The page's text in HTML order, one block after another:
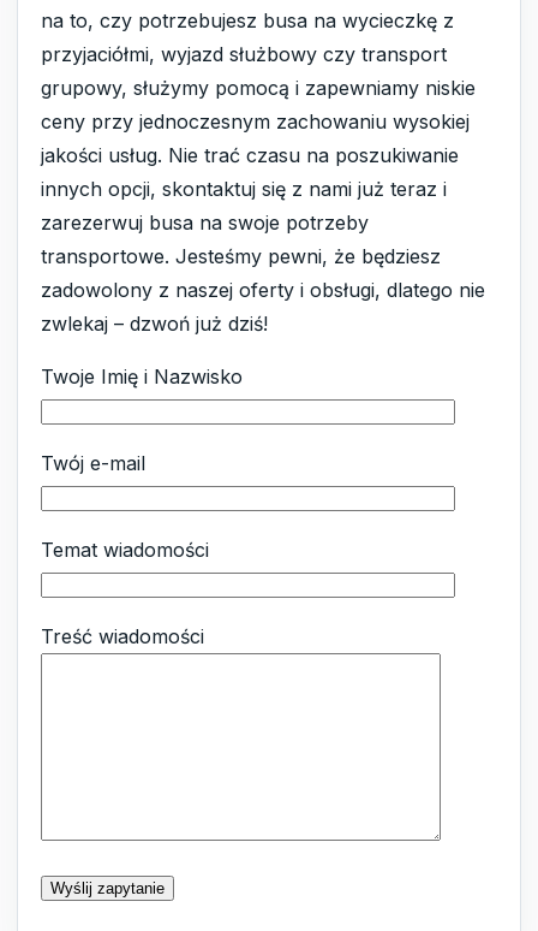
na to, czy potrzebujesz busa na wycieczkę z
przyjaciółmi, wyjazd służbowy czy transport
grupowy, służymy pomocą i zapewniamy niskie
ceny przy jednoczesnym zachowaniu wysokiej
jakości usług. Nie trać czasu na poszukiwanie
innych opcji, skontaktuj się z nami już teraz i
zarezerwuj busa na swoje potrzeby
transportowe. Jesteśmy pewni, że będziesz
zadowolony z naszej oferty i obsługi, dlatego nie
zwlekaj – dzwoń już dziś!
Twoje Imię i Nazwisko
Twój e-mail
Temat wiadomości
Treść wiadomości